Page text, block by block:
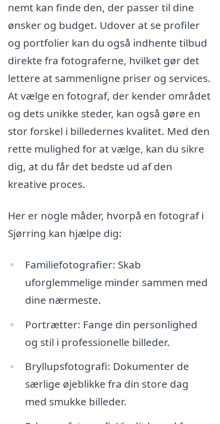
nemt kan finde den, der passer til dine
ønsker og budget. Udover at se profiler
og portfolier kan du også indhente tilbud
direkte fra fotograferne, hvilket gør det
lettere at sammenligne priser og services.
At vælge en fotograf, der kender området
og dets unikke steder, kan også gøre en
stor forskel i billedernes kvalitet. Med den
rette mulighed for at vælge, kan du sikre
dig, at du får det bedste ud af den
kreative proces.
Her er nogle måder, hvorpå en fotograf i
Sjørring kan hjælpe dig:
Familiefotografier: Skab
uforglemmelige minder sammen med
dine nærmeste.
Portrætter: Fange din personlighed
og stil i professionelle billeder.
Bryllupsfotografi: Dokumenter de
særlige øjeblikke fra din store dag
med smukke billeder.